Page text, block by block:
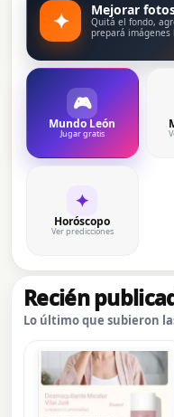
✦ Mejorar
Quitá el fondo,
prepará
🎮
Mundo León
Jugar gratis
✦
Horóscopo
Ver predicciones
Recién
Lo último que subieron